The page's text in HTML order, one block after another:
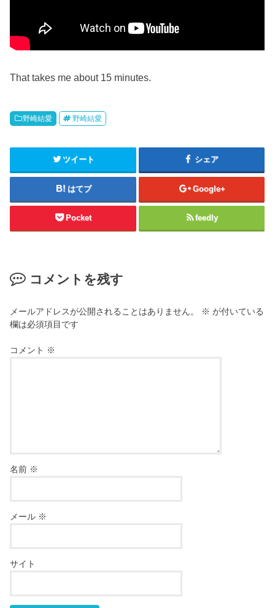
That takes me about 15 minutes.
野崎結愛 野崎結愛
ツイート シェア
はてブ Google+
Pocket feedly
コメントを残す
メールアドレスが公開されることはありません。 ※ が付いている
欄は必須項目です
コメント ※
名前 ※
メール ※
サイト